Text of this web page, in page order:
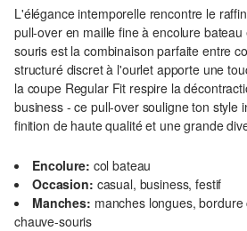
L'élégance intemporelle rencontre le
pull-over en maille fine à encolure
souris est la combinaison parfaite entre
structuré discret à l'ourlet apporte une
la coupe Regular Fit respire la
business - ce pull-over souligne ton style
finition de haute qualité et une grande
Encolure: col bateau
Occasion: casual, business, festif
Manches: manches longues,
chauve-souris